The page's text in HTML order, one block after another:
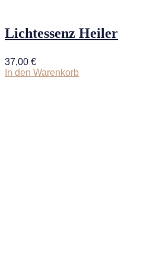
Lichtessenz Heiler
37,00 €
In den Warenkorb